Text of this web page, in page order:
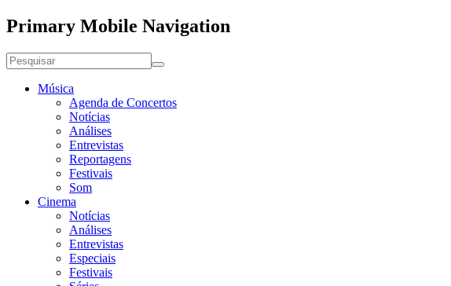
Primary Mobile Navigation
Música
Agenda de Concertos
Notícias
Análises
Entrevistas
Reportagens
Festivais
Som
Cinema
Notícias
Análises
Entrevistas
Especiais
Festivais